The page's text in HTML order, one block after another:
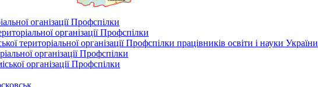
оганізації Профспілки
організації Профспілки
територіальної організації Профспілки працівників освіти і науки України
організації Профспілки
організації Профспілки